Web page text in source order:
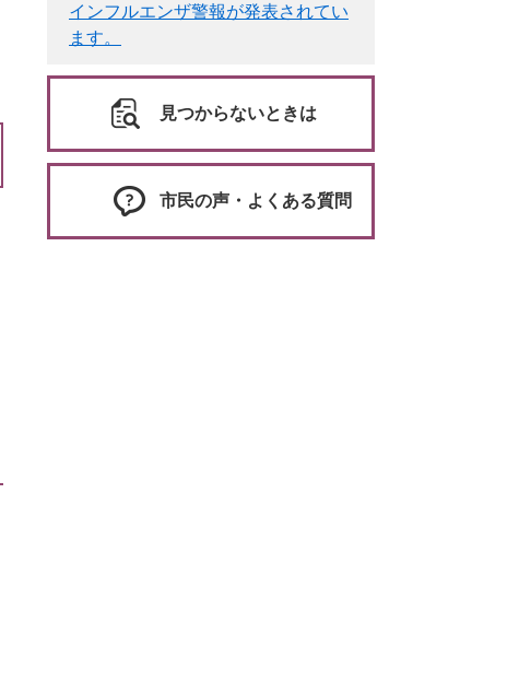
インフルエンザ警報が発表されてい
ます。
見つからないときは
市民の声・よくある質問